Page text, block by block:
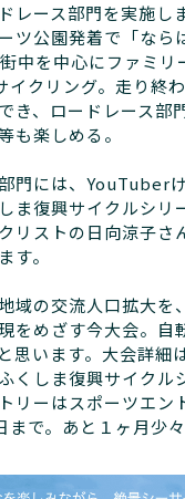
レース部門を実施し
ツ公園発着で「なら
中を中心にファミリ
イクリング。走り終
き、ロードレース部
も楽しめる。
門には、YouTuber
ま復興サイクルシリ
リストの日向涼子さ
す。
域の交流人口拡大を
をめざす今大会。自
思います。大会詳細
くしま復興サイクル
リーはスポーツエン
で。あと１ヶ月少々